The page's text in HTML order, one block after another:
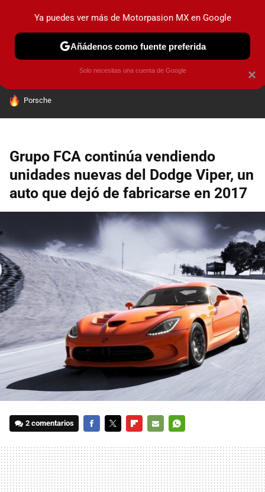
PRUEBAS INDUSTRIA HOY NO CIRCULA
HOY SE HABLA DE
Porsche
Grupo FCA continúa vendiendo
unidades nuevas del Dodge Viper, un
auto que dejó de fabricarse en 2017
2 comentarios
MAIL
×
Ya puedes ver más de Motorpasion MX en Google
Añádenos como fuente preferida
Solo necesitas una cuenta de Google